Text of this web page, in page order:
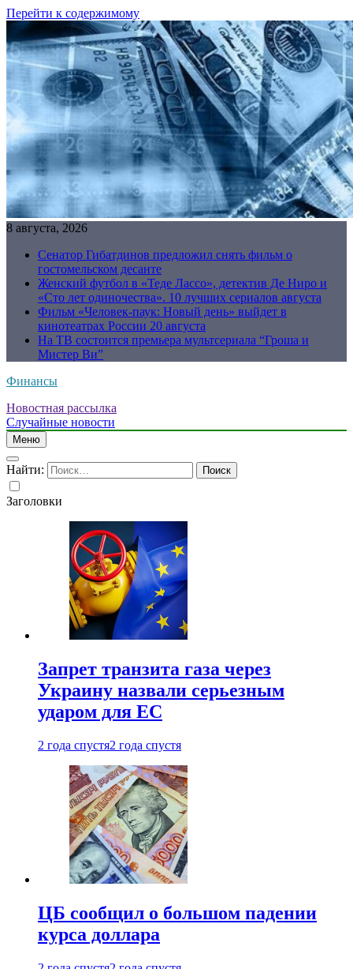
Перейти к содержимому
8 августа, 2026
Сенатор Гибатдинов предложил снять фильм о
гостомельском десанте
Женский футбол в «Теде Лассо», детектив Де Ниро и
«Сто лет одиночества». 10 лучших сериалов августа
Фильм «Человек-паук: Новый день» выйдет в
кинотеатрах России 20 августа
На ТВ состоится премьера мультсериала “Гроша и
Мистер Ви”
Финансы
Новостная рассылка
Случайные новости
Меню
Найти:
Заголовки
Запрет транзита газа через
Украину назвали серьезным
ударом для ЕС
2 года спустя2 года спустя
ЦБ сообщил о большом падении
курса доллара